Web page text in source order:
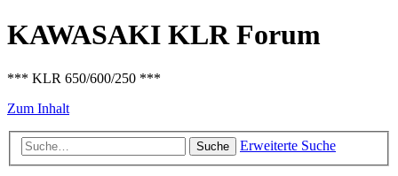
KAWASAKI KLR Forum
*** KLR 650/600/250 ***
Zum Inhalt
Suche Erweiterte Suche